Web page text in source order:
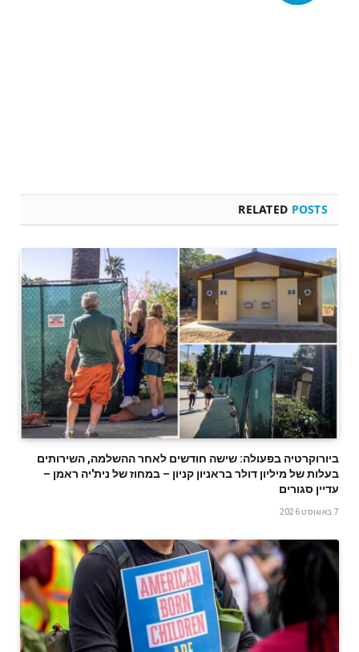
RELATED POSTS
ביורוקרטיה בפעולה: שישה חודשים לאחר ההשלמה, השירותים
בעלות של מיליון דולר בראניון קניון – במחוז של נית'יה ראמן –
עדיין סגורים
7 באוגוסט 2026